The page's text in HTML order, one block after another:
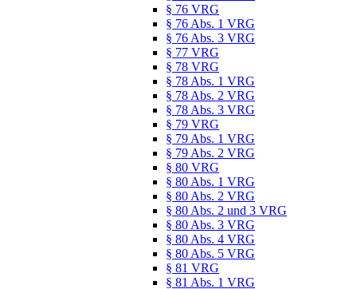
§ 76 VRG
§ 76 Abs. 1 VRG
§ 76 Abs. 3 VRG
§ 77 VRG
§ 78 VRG
§ 78 Abs. 1 VRG
§ 78 Abs. 2 VRG
§ 78 Abs. 3 VRG
§ 79 VRG
§ 79 Abs. 1 VRG
§ 79 Abs. 2 VRG
§ 80 VRG
§ 80 Abs. 1 VRG
§ 80 Abs. 2 VRG
§ 80 Abs. 2 und 3 VRG
§ 80 Abs. 3 VRG
§ 80 Abs. 4 VRG
§ 80 Abs. 5 VRG
§ 81 VRG
§ 81 Abs. 1 VRG